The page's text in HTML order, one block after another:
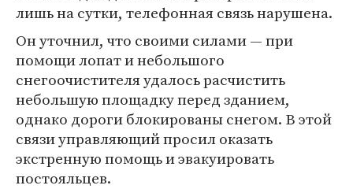
лишь на сутки, телефонная связь нарушена.
Он уточнил, что своими силами — при
помощи лопат и небольшого
снегоочистителя удалось расчистить
небольшую площадку перед зданием,
однако дороги блокированы снегом. В этой
связи управляющий просил оказать
экстренную помощь и эвакуировать
постояльцев.